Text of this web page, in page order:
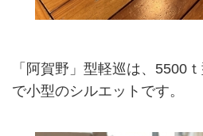
「阿賀野」型軽巡は、5500
で小型のシルエットです。